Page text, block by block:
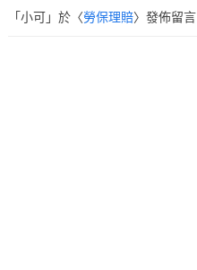
「 小可 」於〈勞保理賠〉發佈留言